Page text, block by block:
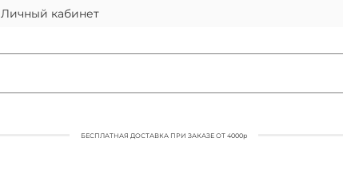
Личный кабинет
БЕСПЛАТНАЯ ДОСТАВКА ПРИ ЗАКАЗЕ ОТ 4000р